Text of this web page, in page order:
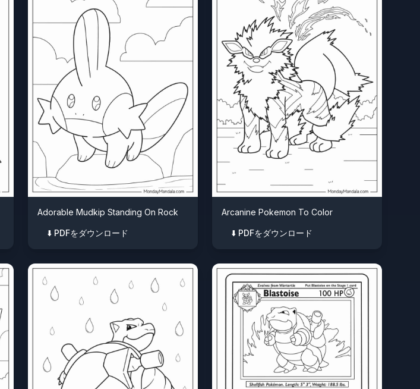
Adorable Mudkip Standing On Rock
⬇️ PDFをダウンロード
Arcanine Pokemon To Color
⬇️ PDFをダウンロード